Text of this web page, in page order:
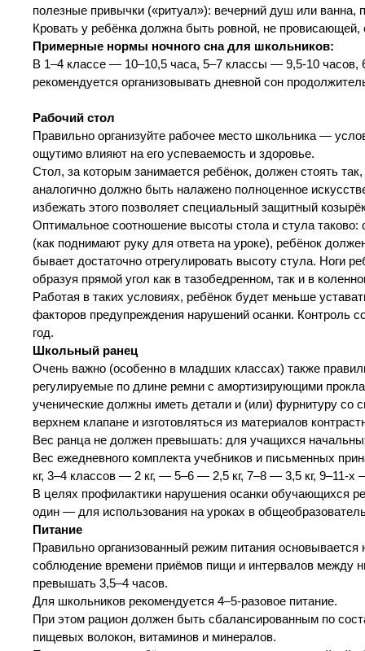
полезные привычки («ритуал»): вечерний душ или ванна,
Кровать у ребёнка должна быть ровной, не
Примерные нормы ночного сна для школьников:
В 1–4 классе — 10–10,5 часа, 5–7 классы — 9,5-10
рекомендуется организовывать дневной сон
Рабочий стол
Правильно организуйте рабочее место школьника —
ощутимо влияют на его успеваемость и здоровье.
Стол, за которым занимается ребёнок, должен стоять
аналогично должно быть налажено полноценное
избежать этого позволяет специальный защитный
Оптимальное соотношение высоты стола и стула
(как поднимают руку для ответа на уроке), ребёнок
бывает достаточно отрегулировать высоту стула. Ноги
образуя прямой угол как в тазобедренном, так и в
Работая в таких условиях, ребёнок будет меньше
факторов предупреждения нарушений осанки. Контроль
год.
Школьный ранец
Очень важно (особенно в младших классах) также
регулируемые по длине ремни с амортизирующими
ученические должны иметь детали и (или) фурнитуру со
верхнем клапане и изготовляться из материалов
Вес ранца не должен превышать: для учащихся
Вес ежедневного комплекта учебников и письменных
кг, 3–4 классов — 2 кг, — 5–6 — 2,5 кг, 7–8 — 3,5 кг, 9–11-х
В целях профилактики нарушения осанки обучающихся
один — для использования на уроках в
Питание
Правильно организованный режим питания
соблюдение времени приёмов пищи и интервалов
превышать 3,5–4 часов.
Для школьников рекомендуется 4–5-разовое питание.
При этом рацион должен быть сбалансированным по
пищевых волокон, витаминов и минералов.